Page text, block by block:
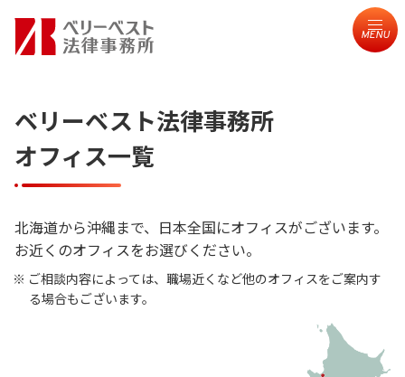
MENU
ベリーベスト法律事務所
オフィス一覧
北海道から沖縄まで、日本全国にオフィスがございます。
お近くのオフィスをお選びください。
ご相談内容によっては、職場近くなど他のオフィスをご案内す
る場合もございます。